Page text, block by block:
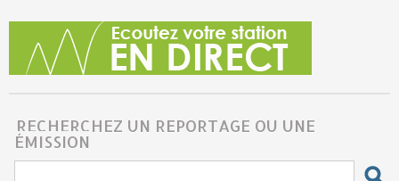
RECHERCHEZ UN REPORTAGE OU UNE
ÉMISSION